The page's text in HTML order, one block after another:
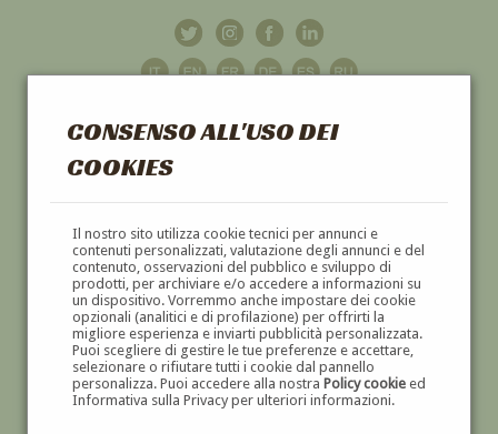
CONSENSO ALL'USO DEI
COOKIES
Il nostro sito utilizza cookie tecnici per annunci e
contenuti personalizzati, valutazione degli annunci e del
contenuto, osservazioni del pubblico e sviluppo di
prodotti, per archiviare e/o accedere a informazioni su
un dispositivo. Vorremmo anche impostare dei cookie
opzionali (analitici e di profilazione) per offrirti la
migliore esperienza e inviarti pubblicità personalizzata.
Puoi scegliere di gestire le tue preferenze e accettare,
selezionare o rifiutare tutti i cookie dal pannello
personalizza. Puoi accedere alla nostra Policy cookieed
Informativa sulla Privacy per ulteriori informazioni.
GALLERIAD'ARTE
DIPINTI E SCULTURE '800 E '900